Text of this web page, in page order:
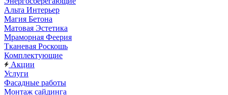
Альта Интерьер
Магия Бетона
Матовая Эстетика
Мраморная Феерия
Тканевая Роскошь
Комплектующие
Акции
Услуги
Фасадные работы
Монтаж сайдинга